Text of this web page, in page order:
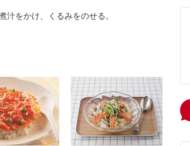
汁をかけ、くるみをのせる。